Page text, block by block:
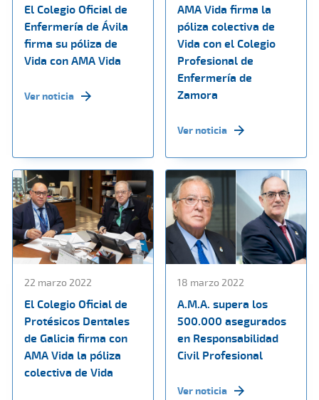
El Colegio Oficial de
Enfermería de Ávila
firma su póliza de
Vida con AMA Vida
Ver noticia
AMA Vida firma la
póliza colectiva de
Vida con el Colegio
Profesional de
Enfermería de
Zamora
Ver noticia
22 marzo 2022
El Colegio Oficial de
Protésicos Dentales
de Galicia firma con
AMA Vida la póliza
colectiva de Vida
18 marzo 2022
A.M.A. supera los
500.000 asegurados
en Responsabilidad
Civil Profesional
Ver noticia